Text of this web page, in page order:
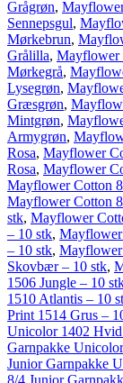
Grågrøn,
Sennepsgul,
Mørkebrun,
Grålilla, Mayflower
Mørkegrå,
Lysegrøn,
Græsgrøn,
Mintgrøn,
Armygrøn,
Rosa, Mayflower
Rosa, Mayflower
Mayflower Cotton
Mayflower Cotton
stk, Mayflower
– 10 stk, Mayflower
– 10 stk, Mayflower
Skovbær – 10 stk,
1506 Jungle – 10
1510 Atlantis – 10
Print 1514 Grus –
Unicolor 1402
Garnpakke
Junior Garnpakke
8/4 Junior